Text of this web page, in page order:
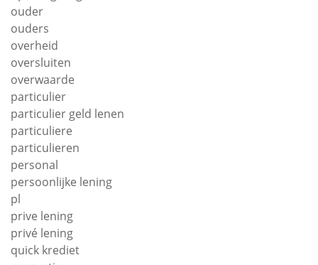
ouder
ouders
overheid
oversluiten
overwaarde
particulier
particulier geld lenen
particuliere
particulieren
personal
persoonlijke lening
pl
prive lening
privé lening
quick krediet